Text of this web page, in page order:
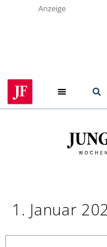
Anzeige
1. Januar